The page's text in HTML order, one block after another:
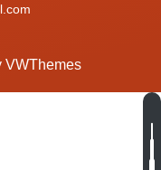
VWThemes